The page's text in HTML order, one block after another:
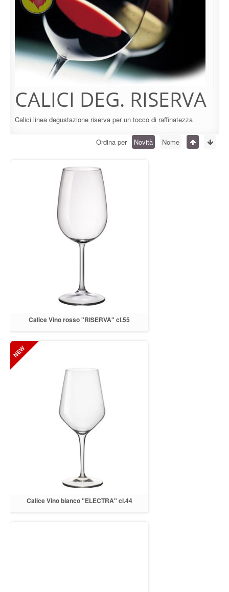
CALICI DEG. RISERVA
Calici linea degustazione riserva per un tocco di raffinatezza
Ordina per Novità Nome
Calice Vino rosso "RISERVA" cl.55
Calice Vino bianco "ELECTRA" cl.44